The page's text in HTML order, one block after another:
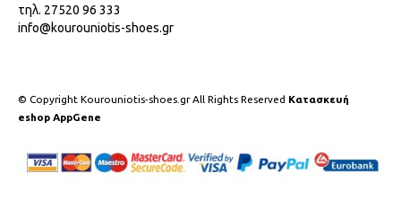
τηλ. 27520 96 333
info@kourouniotis-shoes.gr
© Copyright Kourouniotis-shoes.gr All Rights Reserved Κατασκευή
eshop AppGene